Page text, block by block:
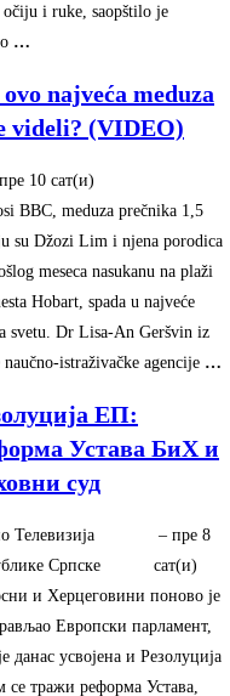
očiju i ruke, saopštilo je
…
najveća meduza
videli? (VIDEO)
‎пре 10 сат(и)‎
BBC, meduza prečnika 1,5
su Džozi Lim i njena porodica
meseca nasukanu na plaži
Hobart, spada u najveće
svetu. Dr Lisa-An Geršvin iz
istraživačke agencije …
ЕП:
Устава БиХ и
суд
Телевизија
Српске
– ‎пре 8
сат(и)‎
и Херцеговини поново је
Европски парламент,
данас усвојена и Резолуција
се тражи реформа Устава,